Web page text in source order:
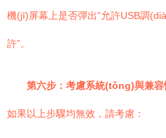
機(jī)屏幕上是否彈出“允許USB調
許”。
第六步：考慮系統(tǒng)與兼容
如果以上步驟均無效，請考慮：